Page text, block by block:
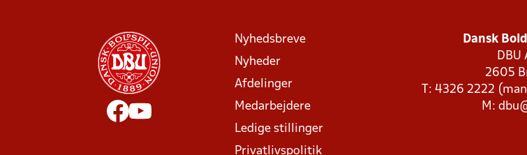
Nyhedsbreve
Nyheder
Afdelinger
Medarbejdere
Ledige stillinger
Privatlivspolitik
Dansk
DBU
2605
T: 4326 2222
M: